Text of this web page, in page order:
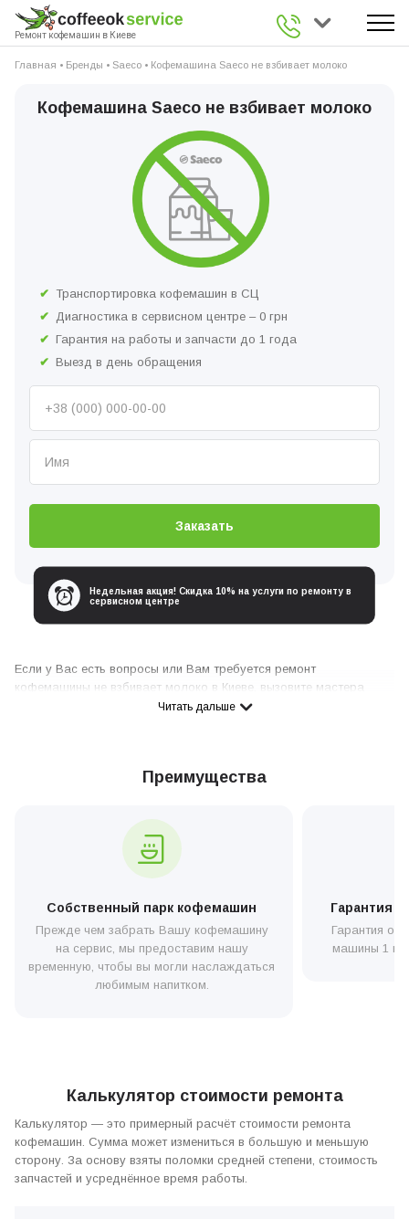
Ремонт кофемашин в Киеве
0 800 336 926
Главная • Бренды • Saeco • Кофемашина Saeco не взбивает молоко
Кофемашина Saeco не взбивает молоко
Транспортировка кофемашин в СЦ
Диагностика в сервисном центре – 0 грн
Гарантия на работы и запчасти до 1 года
Выезд в день обращения
Заказать
Недельная акция! Скидка 10% на услуги по ремонту в
сервисном центре
Если у Вас есть вопросы или Вам требуется ремонт
кофемашины не взбивает молоко в Киеве, вызовите мастера
сервисного центра любым удобным для вас способом:
Отправьте электронную заявку через форму, предложенную на
Facebook.
Если ваша кофемашина Saeco не взбивает молоко, то
приготовить любимый латте или капуччино вы не
ее нужно оперативно. Хорошо, если проблема с
неправильными настройками или некачественным
молоком, из которого просто не выходит сделать пену
из-за процессов окисления. Тогда вы сможете все
исправить самостоятельно, не вызывая мастера из
сервиса. А вот если причина в засоре паровой трубке
или выходе из строя молочной системы, может
предложим решения для данной неисправности.
Читать дальше
Преимущества
Собственный парк кофемашин
Прежде чем забрать Вашу кофемашину
на сервис, мы предоставим нашу
временную, чтобы вы могли наслаждаться
любимым напитком.
Гарантия
Гарантия от
машины 1
Калькулятор стоимости ремонта
Калькулятор — это примерный расчёт стоимости ремонта
кофемашин. Сумма может измениться в большую и меньшую
сторону. За основу взяты поломки средней степени, стоимость
запчастей и усреднённое время работы.